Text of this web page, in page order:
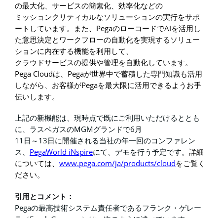
の最大化、サービスの簡素化、効率化などの
ミッションクリティカルなソリューションの実行をサポ
ートしています。また、 PegaのローコードでAIを活用し
た意思決定とワークフローの自動化を実現するソリュー
ションに内在する機能を利用して、
クラウドサービスの提供や管理を自動化しています。
Pega Cloudは、 Pegaが世界中で蓄積した専門知識も活用
しながら、お客様がPegaを最大限に活用できるようお手
伝いします。
上記の新機能は、現時点で既にご利用いただけるととも
に、ラスベガスのMGMグランドで6月
11 日～ 13 日に開催される当社の年一回のコンファレン
ス、 PegaWorld iNspireにて、デモを行う予定です。 詳細
については、 www.pega.com/ja/products/cloudをご覧く
ださい。
引用とコメント：
Pegaの最高技術システム責任者であるフランク・ゲレー